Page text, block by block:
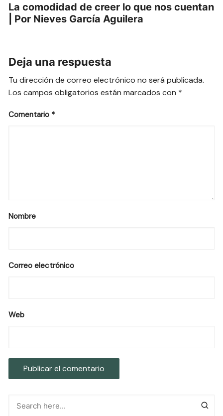
La comodidad de creer lo que nos cuentan
| Por Nieves García Aguilera
Deja una respuesta
Tu dirección de correo electrónico no será publicada.
Los campos obligatorios están marcados con *
Comentario *
Nombre
Correo electrónico
Web